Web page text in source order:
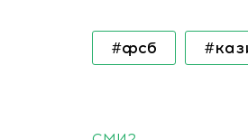
#фсб